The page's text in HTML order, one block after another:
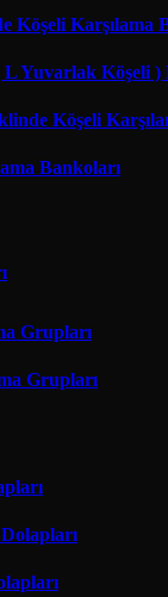
Köşeli Karşılama
L Yuvarlak Köşeli )
Köşeli
Bankoları
Grupları
Grupları